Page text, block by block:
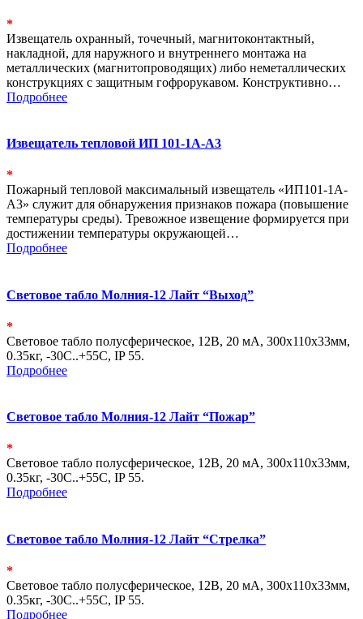
*
Извещатель охранный, точечный, магнитоконтактный,
накладной, для наружного и внутреннего монтажа на
металлических (магнитопроводящих) либо неметаллических
конструкциях с защитным гофрорукавом. Конструктивно…
Подробнее
Извещатель тепловой ИП 101-1А-А3
*
Пожарный тепловой максимальный извещатель «ИП101-1А-
А3» служит для обнаружения признаков пожара (повышение
температуры среды). Тревожное извещение формируется при
достижении температуры окружающей…
Подробнее
Световое табло Молния-12 Лайт “Выход”
*
Световое табло полусферическое, 12В, 20 мА, 300х110х33мм,
0.35кг, -30С..+55С, IP 55.
Подробнее
Световое табло Молния-12 Лайт “Пожар”
*
Световое табло полусферическое, 12В, 20 мА, 300х110х33мм,
0.35кг, -30С..+55С, IP 55.
Подробнее
Световое табло Молния-12 Лайт “Стрелка”
*
Световое табло полусферическое, 12В, 20 мА, 300х110х33мм,
0.35кг, -30С..+55С, IP 55.
Подробнее